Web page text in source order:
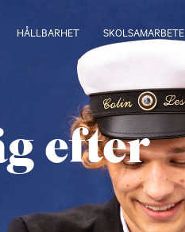
HÅLLBARHET SKOLSAMARBETE
efter